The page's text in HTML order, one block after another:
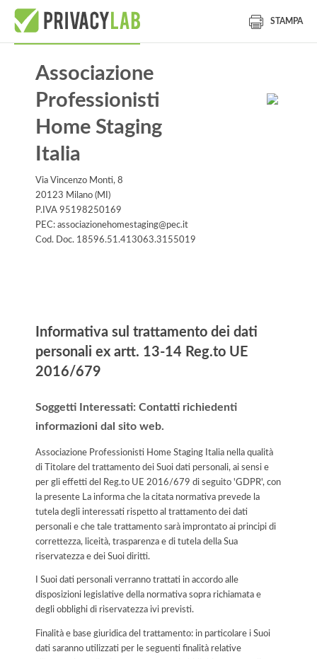
STAMPA
Associazione
Professionisti
Home Staging
Italia
Via Vincenzo Monti, 8
20123 Milano (MI)
P.IVA 95198250169
PEC: associazionehomestaging@pec.it
Cod. Doc. 18596.51.413063.3155019
Informativa sul trattamento dei dati
personali ex artt. 13-14 Reg.to UE
2016/679
Soggetti Interessati: Contatti richiedenti
informazioni dal sito web.
Associazione Professionisti Home Staging Italia nella qualità
di Titolare del trattamento dei Suoi dati personali, ai sensi e
per gli effetti del Reg.to UE 2016/679 di seguito 'GDPR', con
la presente La informa che la citata normativa prevede la
tutela degli interessati rispetto al trattamento dei dati
personali e che tale trattamento sarà improntato ai principi di
correttezza, liceità, trasparenza e di tutela della Sua
riservatezza e dei Suoi diritti.
I Suoi dati personali verranno trattati in accordo alle
disposizioni legislative della normativa sopra richiamata e
degli obblighi di riservatezza ivi previsti.
Finalità e base giuridica del trattamento: in particolare i Suoi
dati saranno utilizzati per le seguenti finalità relative